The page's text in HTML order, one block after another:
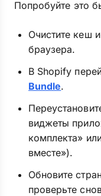
Попробуйте это
Очистите кеш
браузера.
В Shopify
Bundle.
виджеты
комплекта»
вместе»).
Обновите
проверьте